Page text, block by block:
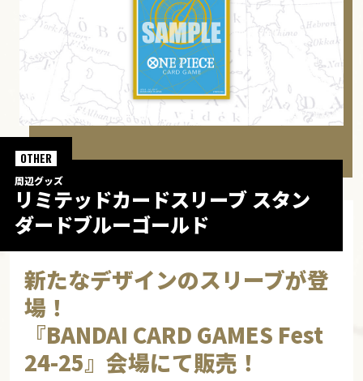
周辺グッズ
リミテッドカードスリーブ スタン
ダードブルーゴールド
OTHER
新たなデザインのスリーブが登
場！
『BANDAI CARD GAMES Fest
24-25』会場にて販売！